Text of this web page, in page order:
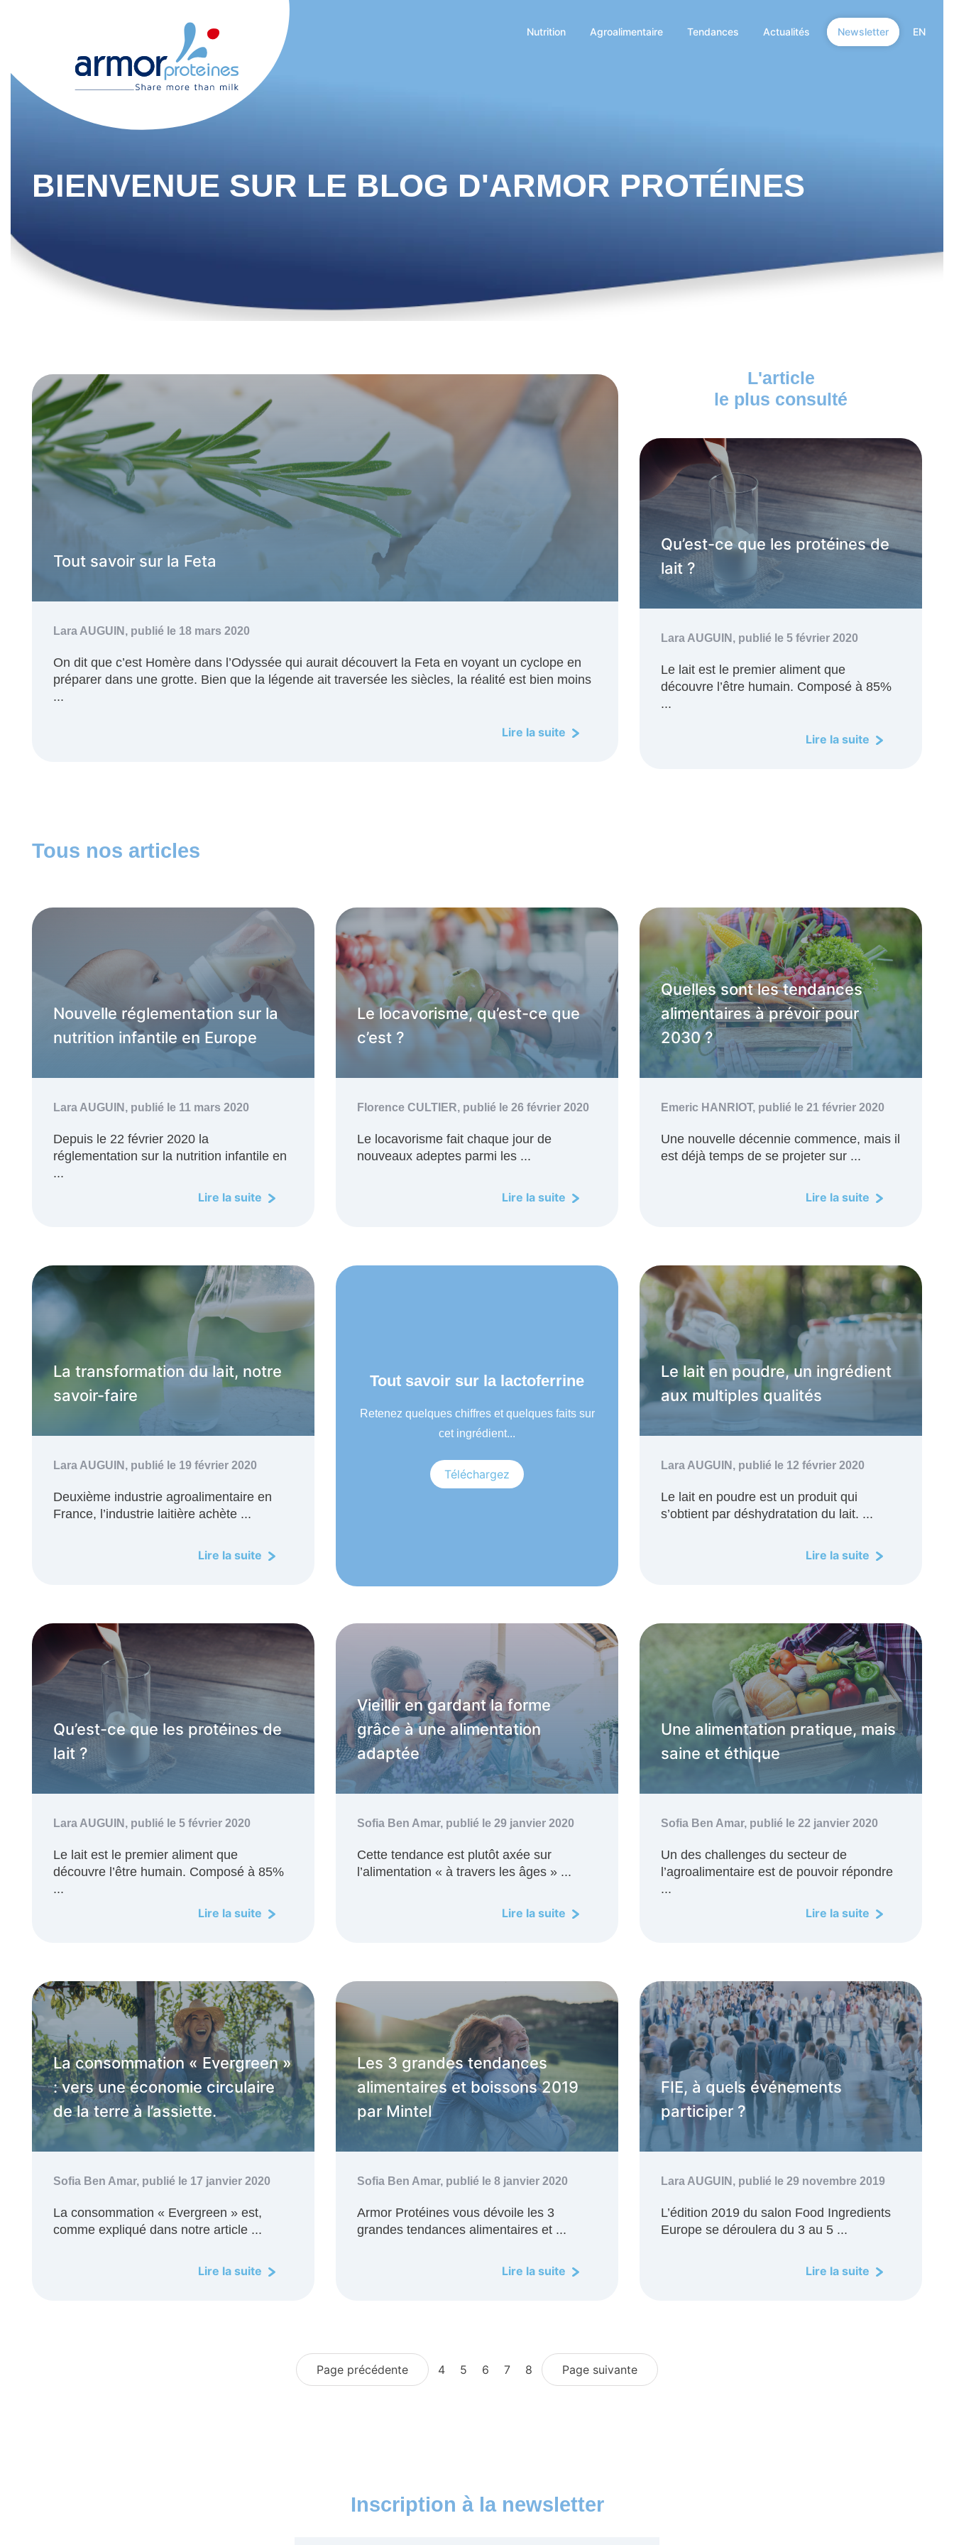
Nutrition Agroalimentaire Tendances Actualités Newsletter EN
BIENVENUE SUR LE BLOG D'ARMOR PROTÉINES
Tout savoir sur la Feta
Lara AUGUIN, publié le 18 mars 2020
On dit que c’est Homère dans l’Odyssée qui aurait découvert la Feta en voyant un cyclope en
préparer dans une grotte. Bien que la légende ait traversée les siècles, la réalité est bien moins
...
Lire la suite
L'article
le plus consulté
Qu’est-ce que les protéines de
lait ?
Lara AUGUIN, publié le 5 février 2020
Le lait est le premier aliment que
découvre l’être humain. Composé à 85%
...
Lire la suite
Tous nos articles
Nouvelle réglementation sur la
nutrition infantile en Europe
Lara AUGUIN, publié le 11 mars 2020
Depuis le 22 février 2020 la
réglementation sur la nutrition infantile en
...
Lire la suite
Le locavorisme, qu’est-ce que
c’est ?
Florence CULTIER, publié le 26 février 2020
Le locavorisme fait chaque jour de
nouveaux adeptes parmi les ...
Lire la suite
Quelles sont les tendances
alimentaires à prévoir pour
2030 ?
Emeric HANRIOT, publié le 21 février 2020
Une nouvelle décennie commence, mais il
est déjà temps de se projeter sur ...
Lire la suite
La transformation du lait, notre
savoir-faire
Lara AUGUIN, publié le 19 février 2020
Deuxième industrie agroalimentaire en
France, l’industrie laitière achète ...
Lire la suite
Tout savoir sur la lactoferrine
Retenez quelques chiffres et quelques faits sur
cet ingrédient...
Téléchargez
Le lait en poudre, un ingrédient
aux multiples qualités
Lara AUGUIN, publié le 12 février 2020
Le lait en poudre est un produit qui
s’obtient par déshydratation du lait. ...
Lire la suite
Qu’est-ce que les protéines de
lait ?
Lara AUGUIN, publié le 5 février 2020
Le lait est le premier aliment que
découvre l’être humain. Composé à 85%
...
Lire la suite
Vieillir en gardant la forme
grâce à une alimentation
adaptée
Sofia Ben Amar, publié le 29 janvier 2020
Cette tendance est plutôt axée sur
l’alimentation « à travers les âges » ...
Lire la suite
Une alimentation pratique, mais
saine et éthique
Sofia Ben Amar, publié le 22 janvier 2020
Un des challenges du secteur de
l’agroalimentaire est de pouvoir répondre
...
Lire la suite
La consommation « Evergreen »
: vers une économie circulaire
de la terre à l’assiette.
Sofia Ben Amar, publié le 17 janvier 2020
La consommation « Evergreen » est,
comme expliqué dans notre article ...
Lire la suite
Les 3 grandes tendances
alimentaires et boissons 2019
par Mintel
Sofia Ben Amar, publié le 8 janvier 2020
Armor Protéines vous dévoile les 3
grandes tendances alimentaires et ...
Lire la suite
FIE, à quels événements
participer ?
Lara AUGUIN, publié le 29 novembre 2019
L’édition 2019 du salon Food Ingredients
Europe se déroulera du 3 au 5 ...
Lire la suite
Page précédente 4 5 6 7 8 Page suivante
Inscription à la newsletter